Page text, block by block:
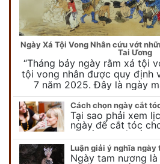
Ngày Xá Tội Vong Nhân cứu vớt
Tai Ương
“Tháng bảy ngày rằm xá tội
tội vong nhân được quy định
7 năm 2025. Đây là ngày
Tại sao phải xem
ngày để cắt tóc
lớn cần lưu ý điều
mắn ? Khi…
Ngày tam nương